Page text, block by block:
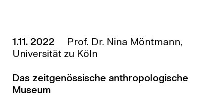
1.11. 2022
Prof. Dr. Nina Möntmann,
Universität zu Köln
Das zeitgenössische anthropologische
Museum